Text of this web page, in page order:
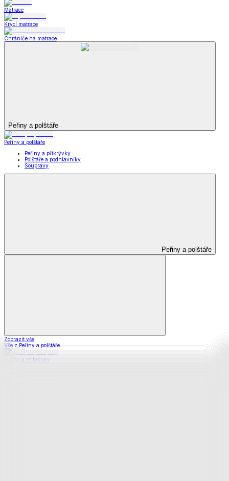
Matrace
Krycí matrace
Chrániče na matrace
Peřiny a polštáře
Peřiny a polštáře
Peřiny a přikrývky
Polštáře a podhlavníky
Soupravy
Peřiny a polštáře
Zobrazit vše
Vše z Peřiny a polštáře
Peřiny a přikrývky